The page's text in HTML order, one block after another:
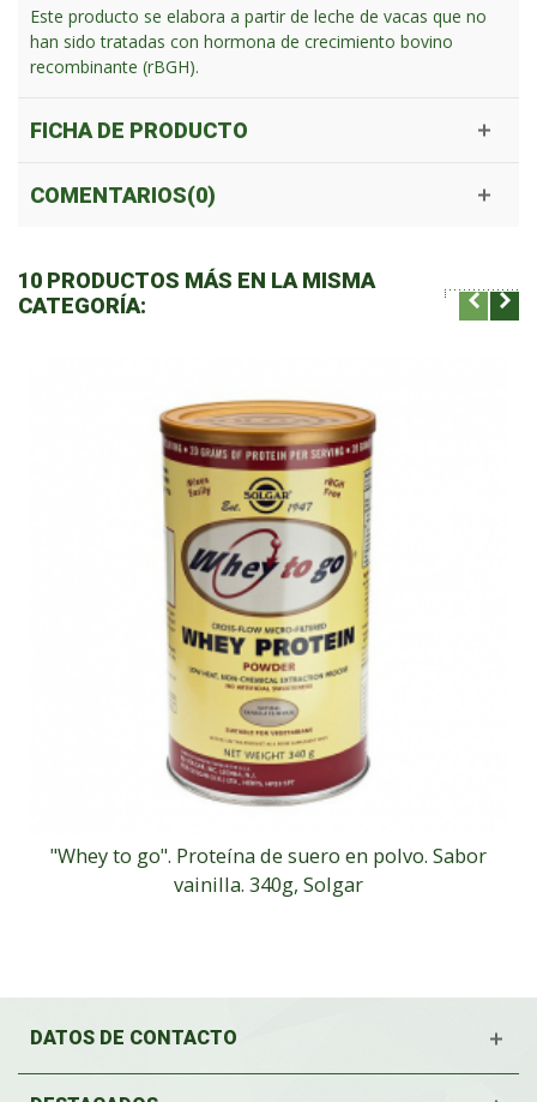
Este producto se elabora a partir de leche de vacas que no
han sido tratadas con hormona de crecimiento bovino
recombinante (rBGH).
FICHA DE PRODUCTO
COMENTARIOS(0)
10 PRODUCTOS MÁS EN LA MISMA
CATEGORÍA:
"Whey to go". Proteína de suero en polvo. Sabor
vainilla. 340g, Solgar
DATOS DE CONTACTO